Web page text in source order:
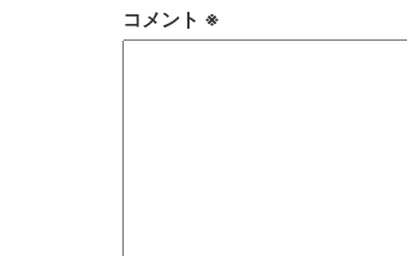
コメント ※